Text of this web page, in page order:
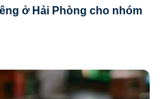
ở Hải Phòng cho nhóm